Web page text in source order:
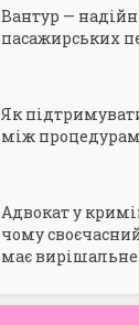
Вантур —
пасажирських
Як
між
Адвокат у
чому
має